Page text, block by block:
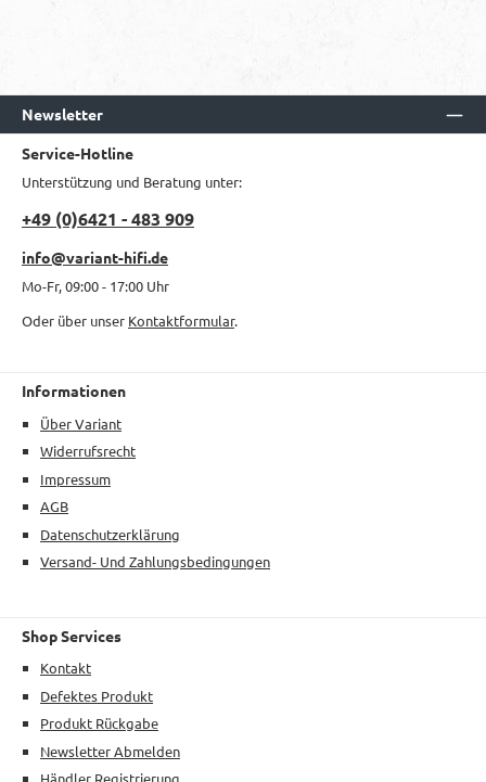
Newsletter
Service-Hotline
Unterstützung und Beratung unter:
+49 (0)6421 - 483 909
info@variant-hifi.de
Mo-Fr, 09:00 - 17:00 Uhr
Oder über unser Kontaktformular.
Informationen
Über Variant
Widerrufsrecht
Impressum
AGB
Datenschutzerklärung
Versand- Und Zahlungsbedingungen
Shop Services
Kontakt
Defektes Produkt
Produkt Rückgabe
Newsletter Abmelden
Händler Registrierung